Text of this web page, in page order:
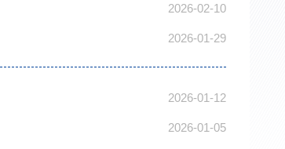
2026-02-10
2026-01-29
2026-01-12
2026-01-05